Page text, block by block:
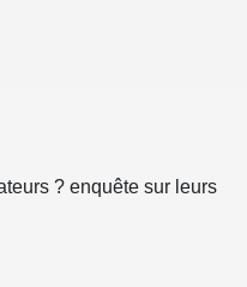
? enquête sur leurs